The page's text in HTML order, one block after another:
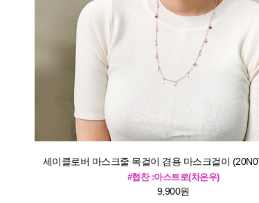
세이클로버 마스크줄 목걸이 겸용 마스크걸이
#협찬 :아스트로(차은우)
9,900원